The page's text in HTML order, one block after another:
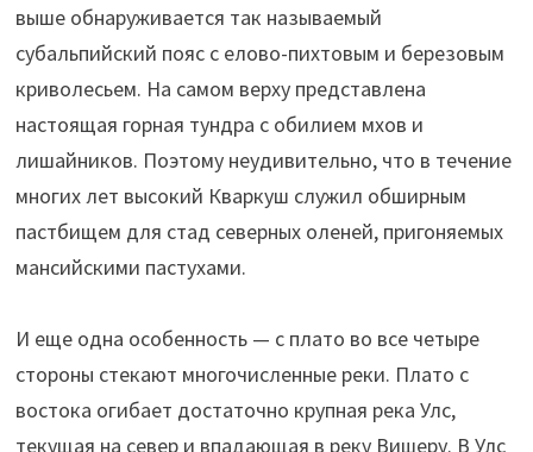
выше обнаруживается так называемый
субальпийский пояс с елово-пихтовым и березовым
криволесьем. На самом верху представлена
настоящая горная тундра с обилием мхов и
лишайников. Поэтому неудивительно, что в течение
многих лет высокий Кваркуш служил обширным
пастбищем для стад северных оленей, пригоняемых
мансийскими пастухами.
И еще одна особенность — с плато во все четыре
стороны стекают многочисленные реки. Плато с
востока огибает достаточно крупная река Улс,
текущая на север и впадающая в реку Вишеру. В Улс